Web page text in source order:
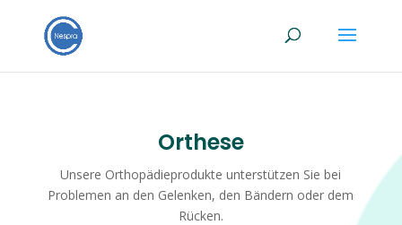
Orthese
Unsere Orthopädieprodukte unterstützen Sie bei
Problemen an den Gelenken, den Bändern oder dem
Rücken.